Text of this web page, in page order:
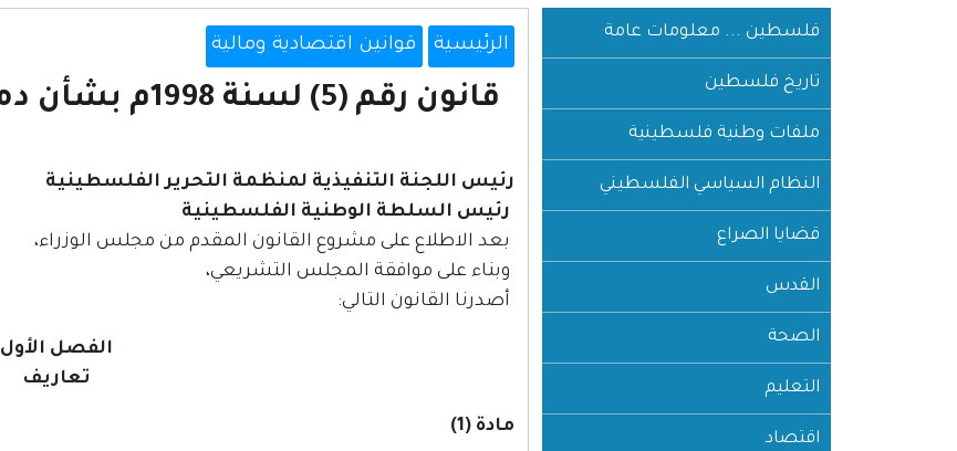
فلسطين ... معلومات عامة
تاريخ فلسطين
ملفات وطنية فلسطينية
النظام السياسي الفلسطيني
قضايا الصراع
القدس
الصحة
التعليم
اقتصاد
الرئيسية قوانين اقتصادية ومالية
قانون رقم (5) لسنة 1998م بشأن دمغ ومراقبة المعادن الثمينة
رئيس اللجنة التنفيذية لمنظمة التحرير الفلسطينية
رئيس السلطة الوطنية الفلسطينية
بعد الاطلاع على مشروع القانون المقدم من مجلس الوزراء،
وبناء على موافقة المجلس التشريعي،
أصدرنا القانون التالي:
الفصل الأول
تعاريف
مادة (1)